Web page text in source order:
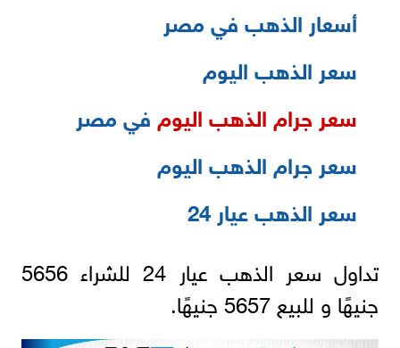
أسعار الذهب في مصر
سعر الذهب اليوم
سعر جرام الذهب اليوم في مصر
سعر جرام الذهب اليوم
سعر الذهب عيار 24
تداول سعر الذهب عيار 24 للشراء 5656
جنيهًا و للبيع 5657 جنيهًا.